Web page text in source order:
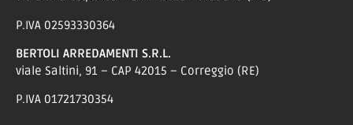
P.IVA 02593330364
BERTOLI ARREDAMENTI S.R.L.
viale Saltini, 91 – CAP 42015 – Correggio (RE)
P.IVA 01721730354